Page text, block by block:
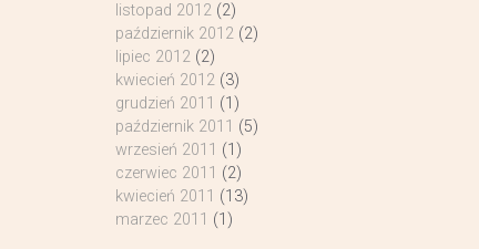
listopad 2012(2)
październik 2012(2)
lipiec 2012(2)
kwiecień 2012(3)
grudzień 2011 (1)
październik 2011 (5)
wrzesień 2011 (1)
czerwiec 2011 (2)
kwiecień 2011 (13)
marzec 2011 (1)